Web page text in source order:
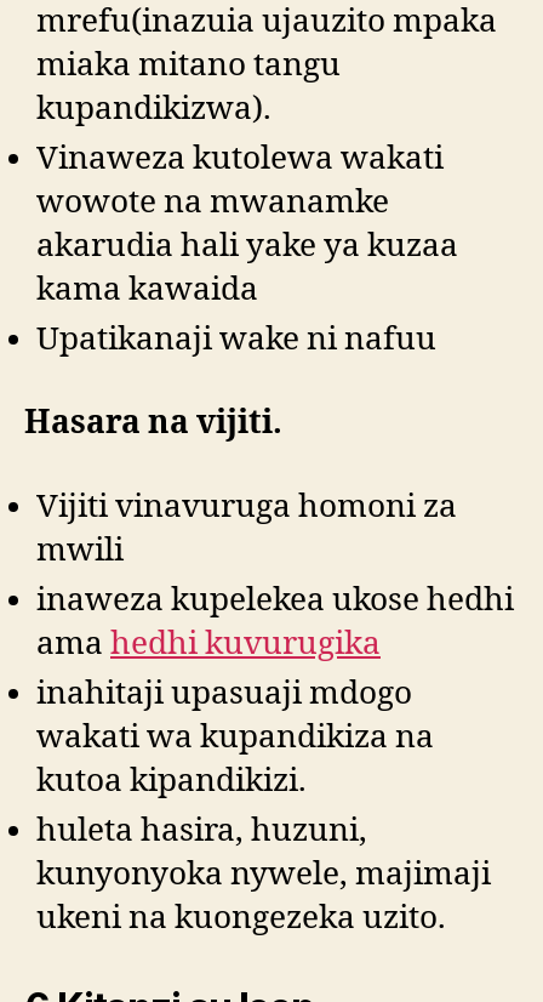
mrefu(inazuia ujauzito mpaka
miaka mitano tangu
kupandikizwa).
Vinaweza kutolewa wakati
wowote na mwanamke
akarudia hali yake ya kuzaa
kama kawaida
Upatikanaji wake ni nafuu
Hasara na vijiti.
Vijiti vinavuruga homoni za
mwili
inaweza kupelekea ukose hedhi
ama hedhi kuvurugika
inahitaji upasuaji mdogo
wakati wa kupandikiza na
kutoa kipandikizi.
huleta hasira, huzuni,
kunyonyoka nywele, majimaji
ukeni na kuongezeka uzito.